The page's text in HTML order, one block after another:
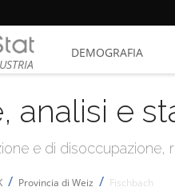
DEMOGRAFIA
analisi e
e di
/ Provincia di Weiz / Fischbach